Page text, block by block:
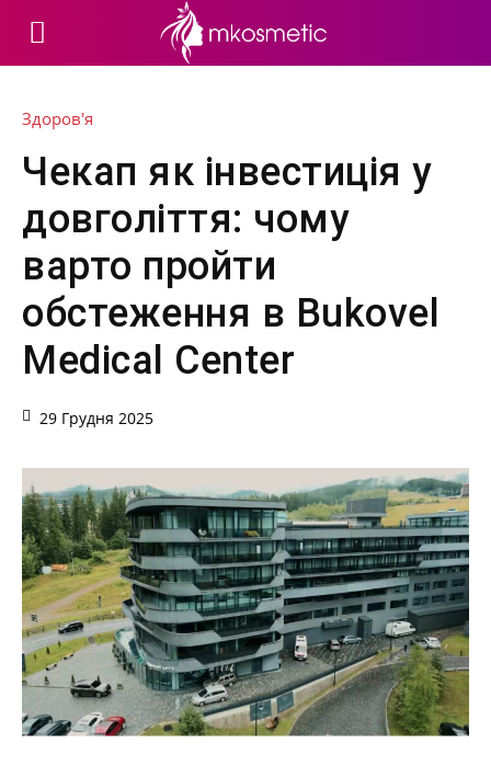
Здоров'я
Чекап як інвестиція у
довголіття: чому
варто пройти
обстеження в Bukovel
Medical Center
29 Грудня 2025